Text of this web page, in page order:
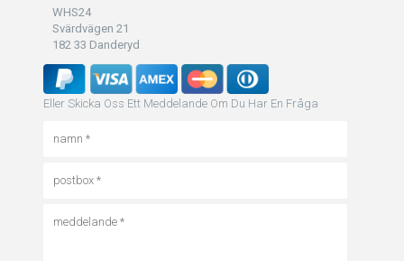
WHS24
Svärdvägen 21
182 33 Danderyd
Eller Skicka Oss Ett Meddelande Om Du Har En Fråga